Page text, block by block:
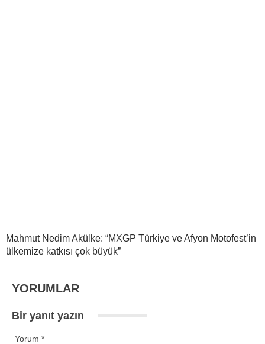
Mahmut Nedim Akülke: “MXGP Türkiye ve Afyon Motofest’in
ülkemize katkısı çok büyük”
YORUMLAR
Bir yanıt yazın
Yorum *